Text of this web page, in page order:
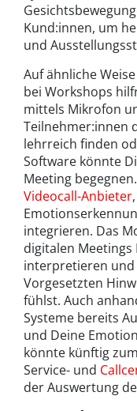
Kund:innen, um
und
Auf ähnliche
bei Workshops
mittels Mikrofon
Teilnehmer:innen
lehrreich finden
Software könnte
Meeting
Videocall-Anbieter
integrieren. Das
digitalen
interpretieren
Vorgesetzten
fühlst. Auch
Systeme bereits
und Deine
könnte künftig
Service- und
der Auswertung